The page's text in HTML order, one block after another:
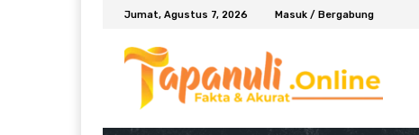
Jumat, Agustus 7, 2026 Masuk / Bergabung